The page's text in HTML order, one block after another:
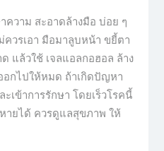
ความ สะอาดล้างมือ บ่อย ๆ
ควรเอา มือมาลูบหน้า ขยี้ตา
แล้วใช้ เจลแอลกอฮอล ล้าง
อกไปให้หมด ถ้าเกิดปัญหา
เข้าการรักษา โดยเร็วโรคนี้
ายได้ ควรดูแลสุขภาพ ให้